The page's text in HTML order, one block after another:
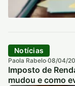
Notícias
Paola Rabelo·08/04/
Imposto de
mudou e como